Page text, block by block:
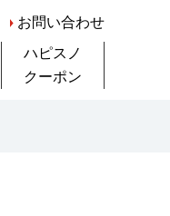
ハピスノ
クーポン
お問い合わせ